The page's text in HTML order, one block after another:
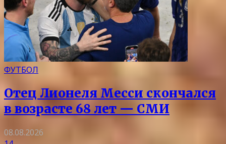
ФУТБОЛ
Отец Лионеля Месси скончался
в возрасте 68 лет — СМИ
08.08.2026